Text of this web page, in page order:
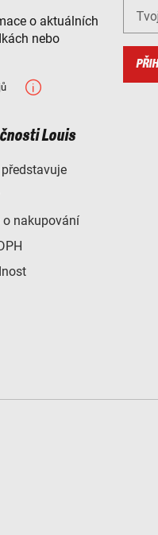
o aktuálních
nebo
Louis
o nakupování